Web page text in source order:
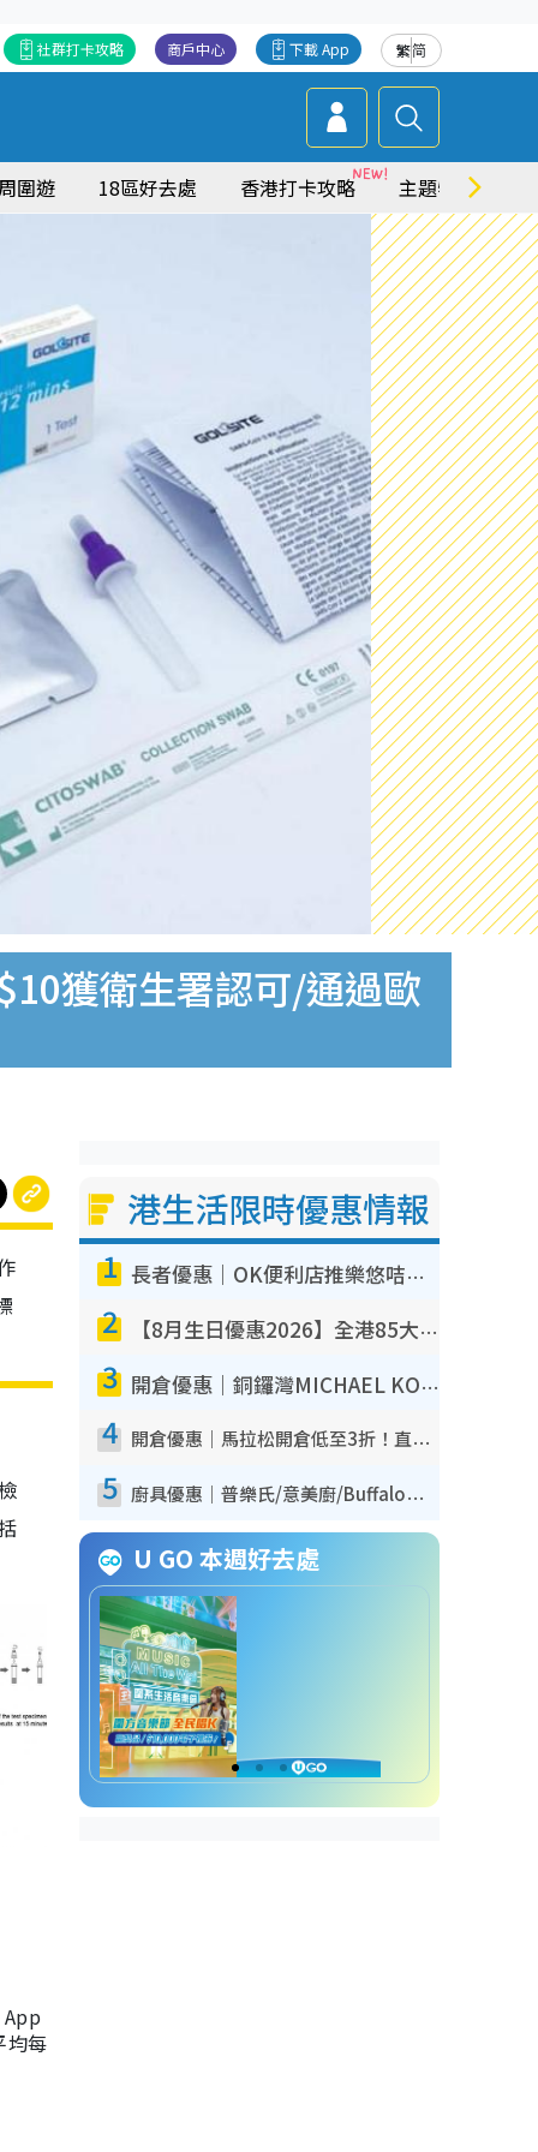
繁简
下載 App
商戶中心
社群打卡攻略
圍遊 18區好去處 香港打卡攻略 主題特集
獲衛生署認可/通過歐
均每
港生活限時優惠情報
1 長者優惠｜OK便利店推樂悠咭優惠！買麵包/牛奶/保健品拍卡即減
2 【8月生日優惠2026】全港85大食買玩著數攻略 自助餐/火鍋放題同行免費＋誠品/DONKI送現金券
3 開倉優惠｜銅鑼灣MICHAEL KORS開倉低至17折！直擊$500起買手袋/銀包/鞋款 必買經典Jet Set系列
4 開倉優惠｜馬拉松開倉低至3折！直擊$99起買adidas／New Balance／Puma鞋款 STANLEY保溫杯劈價至$119起
5 廚具優惠｜普樂氏/意美廚/Buffalo廚具低至3折！$89起買煎鍋／炒鑊／個人鍋 同場小家電激減至$99起
U GO 本週好去處